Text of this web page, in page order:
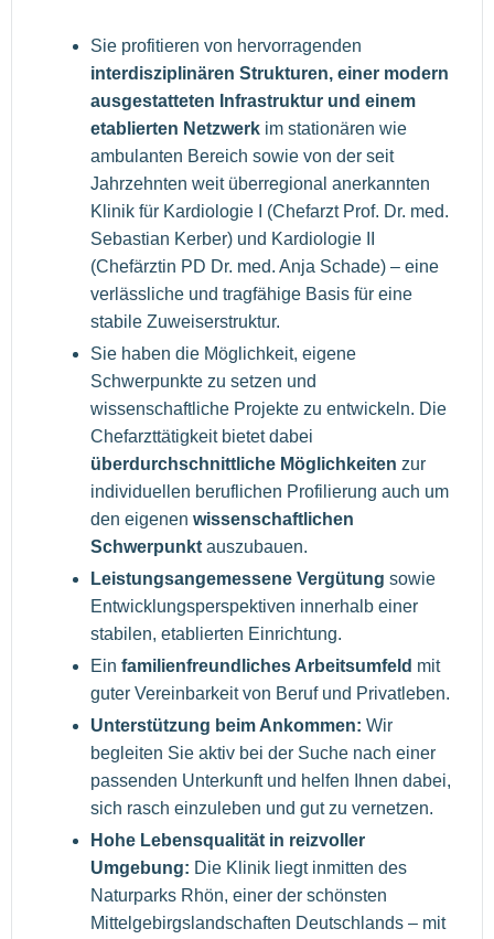
Sie profitieren von hervorragenden
interdisziplinären Strukturen, einer modern
ausgestatteten Infrastruktur und einem
etablierten Netzwerk im stationären wie
ambulanten Bereich sowie von der seit
Jahrzehnten weit überregional anerkannten
Klinik für Kardiologie I (Chefarzt Prof. Dr. med.
Sebastian Kerber) und Kardiologie II
(Chefärztin PD Dr. med. Anja Schade) – eine
verlässliche und tragfähige Basis für eine
stabile Zuweiserstruktur.
Sie haben die Möglichkeit, eigene
Schwerpunkte zu setzen und
wissenschaftliche Projekte zu entwickeln. Die
Chefarzttätigkeit bietet dabei
überdurchschnittliche Möglichkeiten zur
individuellen beruflichen Profilierung auch um
den eigenen wissenschaftlichen
Schwerpunkt auszubauen.
Leistungsangemessene Vergütung sowie
Entwicklungsperspektiven innerhalb einer
stabilen, etablierten Einrichtung.
Ein familienfreundliches Arbeitsumfeld mit
guter Vereinbarkeit von Beruf und Privatleben.
Unterstützung beim Ankommen: Wir
begleiten Sie aktiv bei der Suche nach einer
passenden Unterkunft und helfen Ihnen dabei,
sich rasch einzuleben und gut zu vernetzen.
Hohe Lebensqualität in reizvoller
Umgebung: Die Klinik liegt inmitten des
Naturparks Rhön, einer der schönsten
Mittelgebirgslandschaften Deutschlands – mit